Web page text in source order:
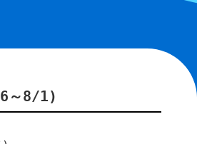
～8/1)